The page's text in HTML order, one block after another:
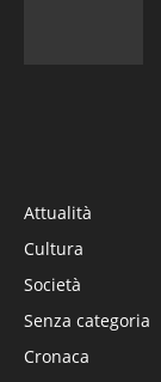
Attualità
Cultura
Società
Senza categoria
Cronaca